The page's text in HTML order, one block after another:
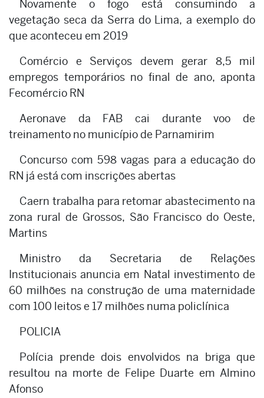
Novamente o fogo está consumindo a
vegetação seca da Serra do Lima, a exemplo do
que aconteceu em 2019
Comércio e Serviços devem gerar 8,5 mil
empregos temporários no final de ano, aponta
Fecomércio RN
Aeronave da FAB cai durante voo de
treinamento no município de Parnamirim
Concurso com 598 vagas para a educação do
RN já está com inscrições abertas
Caern trabalha para retomar abastecimento na
zona rural de Grossos, São Francisco do Oeste,
Martins
Ministro da Secretaria de Relações
Institucionais anuncia em Natal investimento de
60 milhões na construção de uma maternidade
com 100 leitos e 17 milhões numa policlínica
POLICIA
Polícia prende dois envolvidos na briga que
resultou na morte de Felipe Duarte em Almino
Afonso